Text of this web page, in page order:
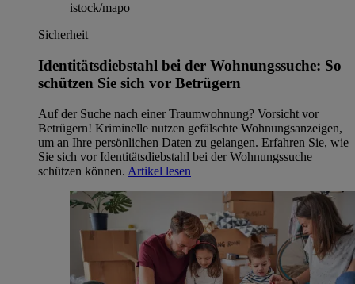
istock/mapo
Sicherheit
Identitätsdiebstahl bei der Wohnungssuche: So
schützen Sie sich vor Betrügern
Auf der Suche nach einer Traumwohnung? Vorsicht vor
Betrügern! Kriminelle nutzen gefälschte Wohnungsanzeigen,
um an Ihre persönlichen Daten zu gelangen. Erfahren Sie, wie
Sie sich vor Identitätsdiebstahl bei der Wohnungssuche
schützen können. Artikel lesen